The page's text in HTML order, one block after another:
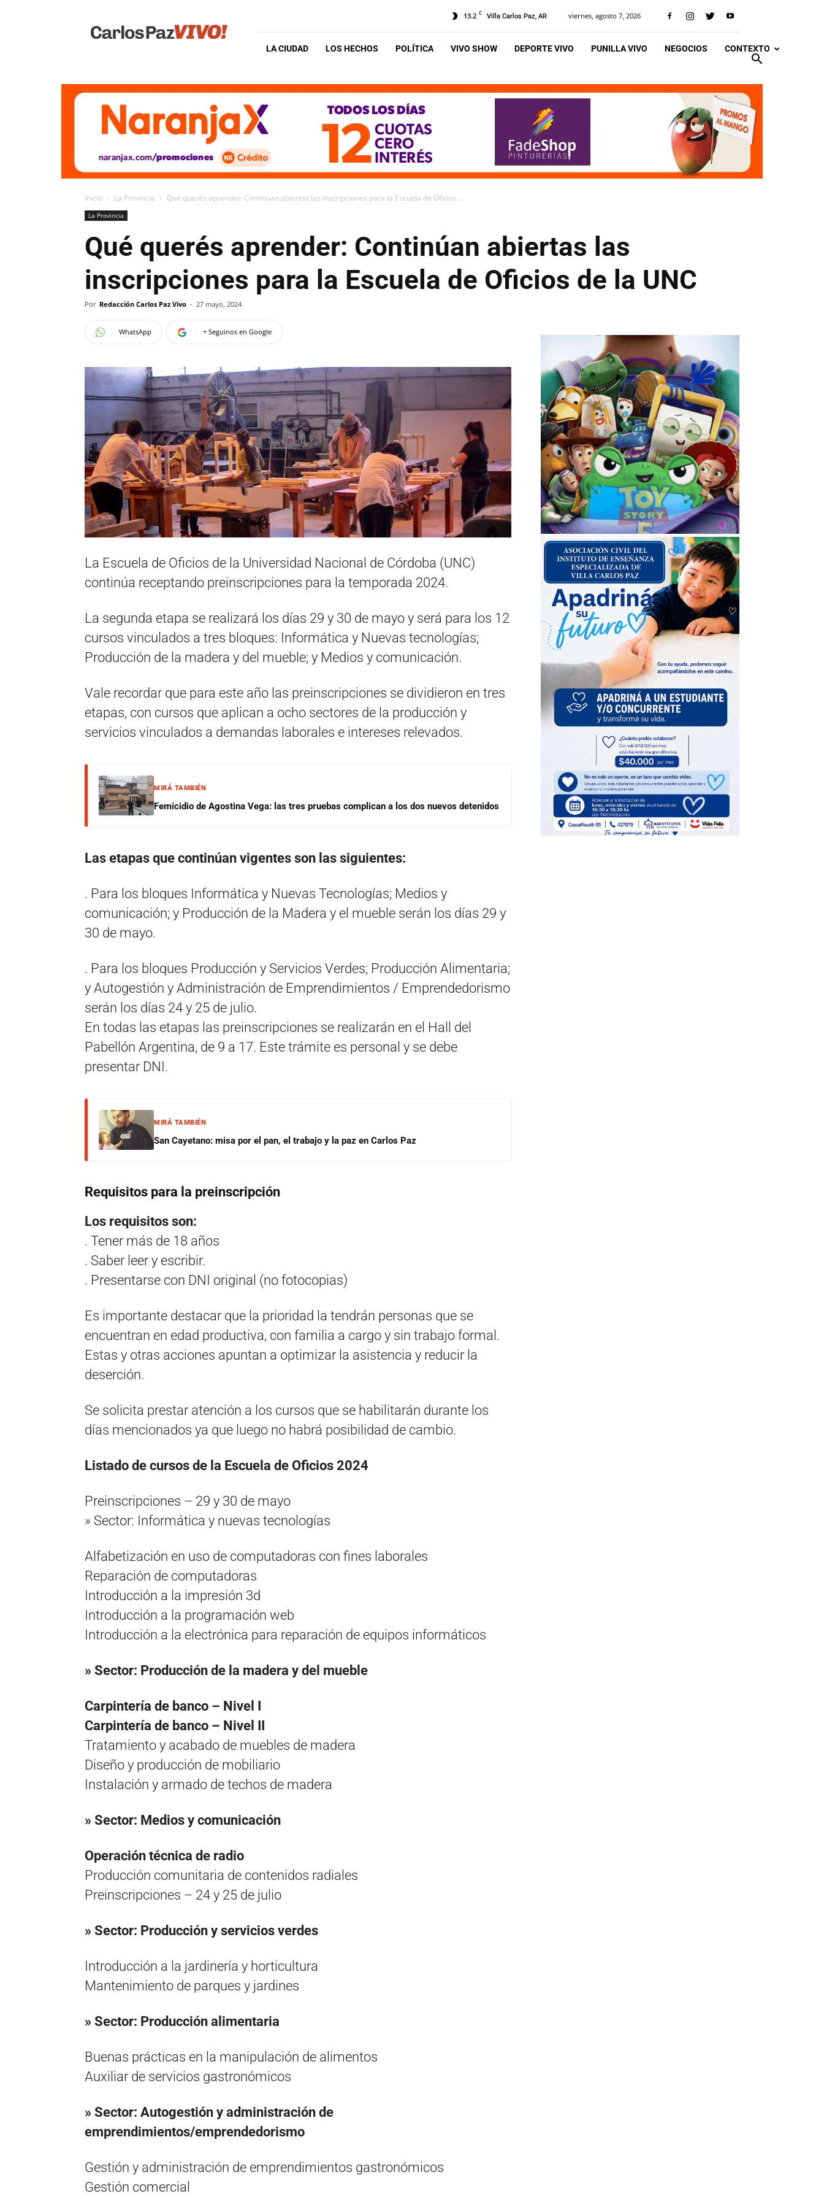
Vivo
13.2 C Villa Carlos Paz, AR viernes, agosto 7, 2026
LA CIUDAD LOS HECHOS POLÍTICA VIVO SHOW DEPORTE VIVO PUNILLA VIVO NEGOCIOS CONTEXTO
Inicio La Provincia Qué querés aprender: Continúan abiertas las inscripciones para la Escuela de Oficios...
La Provincia
Qué querés aprender: Continúan abiertas las
inscripciones para la Escuela de Oficios de la UNC
Por Redacción Carlos Paz Vivo - 27 mayo, 2024
WhatsApp + Seguinos en Google
La Escuela de Oficios de la Universidad Nacional de Córdoba (UNC)
continúa receptando preinscripciones para la temporada 2024.
La segunda etapa se realizará los días 29 y 30 de mayo y será para los 12
cursos vinculados a tres bloques: Informática y Nuevas tecnologías;
Producción de la madera y del mueble; y Medios y comunicación.
Vale recordar que para este año las preinscripciones se dividieron en tres
etapas, con cursos que aplican a ocho sectores de la producción y
servicios vinculados a demandas laborales e intereses relevados.
MIRÁ TAMBIÉN
Femicidio de Agostina Vega: las tres pruebas complican a los dos nuevos detenidos
Las etapas que continúan vigentes son las siguientes:
. Para los bloques Informática y Nuevas Tecnologías; Medios y
comunicación; y Producción de la Madera y el mueble serán los días 29 y
30 de mayo.
. Para los bloques Producción y Servicios Verdes; Producción Alimentaria;
y Autogestión y Administración de Emprendimientos / Emprendedorismo
serán los días 24 y 25 de julio.
En todas las etapas las preinscripciones se realizarán en el Hall del
Pabellón Argentina, de 9 a 17. Este trámite es personal y se debe
presentar DNI.
MIRÁ TAMBIÉN
San Cayetano: misa por el pan, el trabajo y la paz en Carlos Paz
Requisitos para la preinscripción
Los requisitos son:
. Tener más de 18 años
. Saber leer y escribir.
. Presentarse con DNI original (no fotocopias)
Es importante destacar que la prioridad la tendrán personas que se
encuentran en edad productiva, con familia a cargo y sin trabajo formal.
Estas y otras acciones apuntan a optimizar la asistencia y reducir la
deserción.
Se solicita prestar atención a los cursos que se habilitarán durante los
días mencionados ya que luego no habrá posibilidad de cambio.
Listado de cursos de la Escuela de Oficios 2024
Preinscripciones – 29 y 30 de mayo
» Sector: Informática y nuevas tecnologías
Alfabetización en uso de computadoras con fines laborales
Reparación de computadoras
Introducción a la impresión 3d
Introducción a la programación web
Introducción a la electrónica para reparación de equipos informáticos
» Sector: Producción de la madera y del mueble
Carpintería de banco – Nivel I
Carpintería de banco – Nivel II
Tratamiento y acabado de muebles de madera
Diseño y producción de mobiliario
Instalación y armado de techos de madera
» Sector: Medios y comunicación
Operación técnica de radio
Producción comunitaria de contenidos radiales
Preinscripciones – 24 y 25 de julio
» Sector: Producción y servicios verdes
Introducción a la jardinería y horticultura
Mantenimiento de parques y jardines
» Sector: Producción alimentaria
Buenas prácticas en la manipulación de alimentos
Auxiliar de servicios gastronómicos
» Sector: Autogestión y administración de
emprendimientos/emprendedorismo
Gestión y administración de emprendimientos gastronómicos
Gestión comercial